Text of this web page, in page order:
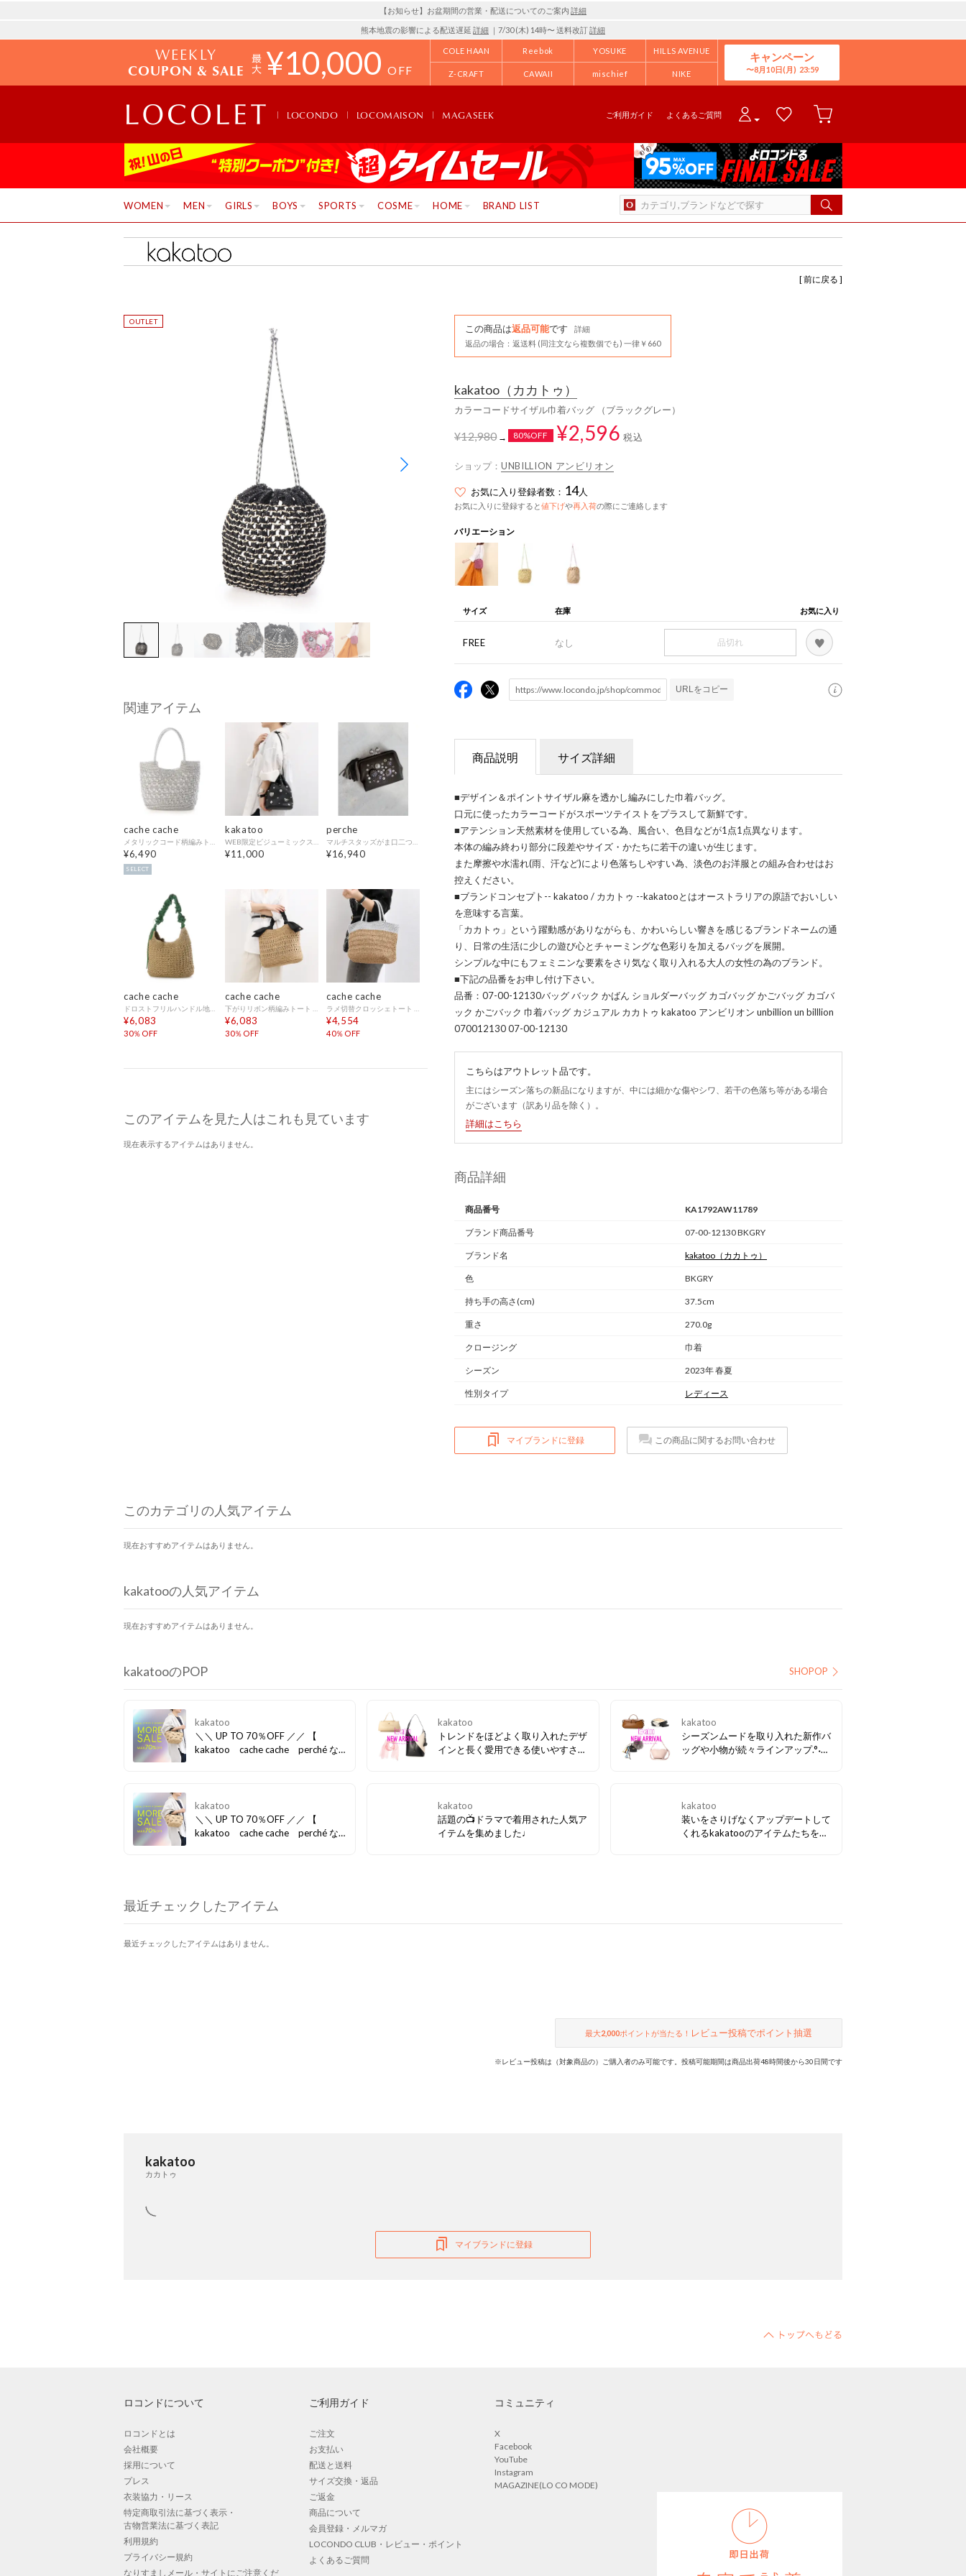
【お知らせ】お盆期間の営業・配送についてのご案内 詳細
熊本地震の影響による配送遅延 詳細 ｜7/30 (木) 14時〜 送料改訂詳細
WEEKLY
COUPON & SALE ¥10,000 OFF
COLE HAAN Reebok YOSUKE HILLS AVENUE
Z-CRAFT CAWAII mischief NIKE
キャンペーン
8月10日(月)
LOCONDO LOCOMAISON MAGASEEK ご利用ガイド よくあるご質問
WOMEN MEN GIRLS BOYS SPORTS COSME HOME BRAND LIST
[ 前に戻る ]
関連アイテム
cache cache
¥6,490
SELECT
kakatoo
¥11,000
perche
¥16,940
cache cache
¥6,083
30％OFF
cache cache
¥6,083
30％OFF
cache cache
¥4,554
40％OFF
このアイテムを見た人はこれも見ています
現在表示するアイテムはありません。
この商品は返品可能です
詳細
返品の場合：返送料 (同注文なら複数個でも) 一律￥660
kakatoo （カカトゥ）
カラーコードサイザル巾着バッグ （ブラックグレー）
¥12,980→ 80%OFF ¥2,596 税込
ショップ： UNBILLION アンビリオン
お気に入り登録者数： 14人
お気に入りに登録すると値下げや再入荷の際にご連絡します
バリエーション
サイズ 在庫 お気に入り
FREE なし 品切れ
URLをコピー
商品説明 サイズ詳細
■デザイン＆ポイントサイザル麻を透かし編みにした巾着バッグ。
口元に使ったカラーコードがスポーツテイストをプラスして新鮮です。
■アテンション天然素材を使用している為、風合い、色目などが1点1点異なります。
本体の編み終わり部分に段差やサイズ・かたちに若干の違いが生じます。
また摩擦や水濡れ(雨、汗など)により色落ちしやすい為、淡色のお洋服との組み合わせはお
控えください。
■ブランドコンセプト-- kakatoo / カカトゥ --kakatooとはオーストラリアの原語でおいしい
を意味する言葉。
「カカトゥ」という躍動感がありながらも、かわいらしい響きを感じるブランドネームの通
り、日常の生活に少しの遊び心とチャーミングな色彩りを加えるバッグを展開。
シンプルな中にもフェミニンな要素をさり気なく取り入れる大人の女性の為のブランド。
■下記の品番をお申し付け下さい。
品番：07-00-12130バッグ バック かばん ショルダーバッグ カゴバッグ かごバッグ カゴバ
ック かごバック 巾着バッグ カジュアル カカトゥ kakatoo アンビリオン unbillion un billlion
070012130 07-00-12130
こちらはアウトレット品です。
主にはシーズン落ちの新品になりますが、中には細かな傷やシワ、若干の色落ち等がある場合
がございます（訳あり品を除く）。
詳細はこちら
商品詳細
商品番号 KA1792AW11789
ブランド商品番号 07-00-12130 BKGRY
ブランド名 kakatoo （カカトゥ）
色 BKGRY
持ち手の高さ(cm) 37.5cm
重さ 270.0g
クロージング 巾着
シーズン 2023年 春夏
性別タイプ レディース
マイブランドに登録 この商品に関するお問い合わせ
このカテゴリの人気アイテム
現在おすすめアイテムはありません。
kakatooの人気アイテム
現在おすすめアイテムはありません。
kakatooのPOP SHOPOP
kakatoo
＼＼ UP TO 70％OFF ／／ 【
kakatoo cache cache perché な
kakatoo
トレンドをほどよく取り入れたデザ
インと長く愛用できる使いやすさを
ぜひ見つけてください✦･ﾟ
kakatoo
シーズンムードを取り入れた新作バ
ッグや小物が続々ラインアップ.°˖✧
kakatoo
＼＼ UP TO 70％OFF ／／ 【
kakatoo cache cache perché な
なく！
kakatoo
話題の📺ドラマで着用された人気ア
イテムを集めました♩
kakatoo
装いをさりげなくアップデートして
くれるkakatooのアイテムたちを、
最近チェックしたアイテム
最近チェックしたアイテムはありません。
最大2,000ポイントが当たる！ レビュー投稿でポイント抽選
※レビュー投稿は（対象商品の）ご購入者のみ可能です。投稿可能期間は商品出荷48時間後から30日間です
kakatoo
カカトゥ
マイブランドに登録
ロコンドについて
ロコンドとは
会社概要
採用について
プレス
衣装協力・リース
特定商取引法に基づく表示・
古物営業法に基づく表記
利用規約
プライバシー規約
なりすましメール・サイトにご注意くだ
ご利用ガイド
ご注文
お支払い
配送と送料
サイズ交換・返品
ご返金
商品について
会員登録・メルマガ
LOCONDO CLUB・レビュー・ポイント
よくあるご質問
コミュニティ
X
Facebook
YouTube
Instagram
MAGAZINE(LO CO MODE)